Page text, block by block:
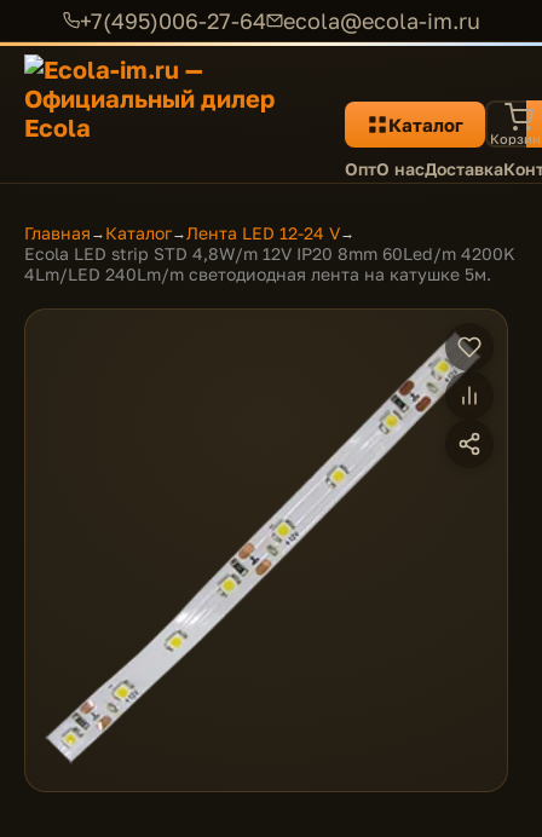
+7(495)006-27-64 ecola@ecola-im.ru
Каталог
ОптО насДоставка
Главная → Каталог→Лента LED 12-24 V→
Ecola LED strip STD 4,8W/m 12V IP20 8mm 60Led/m 4200K
4Lm/LED 240Lm/m светодиодная лента на катушке 5м.